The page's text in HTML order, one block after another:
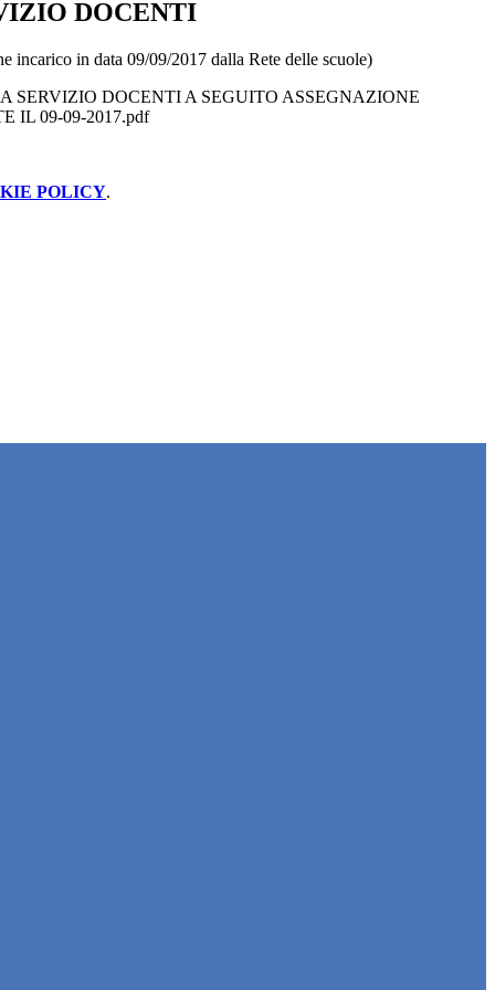
DOCENTI
incarico in data 09/09/2017 dalla Rete delle scuole)
SERVIZIO DOCENTI A SEGUITO ASSEGNAZIONE
IL 09-09-2017.pdf
POLICY.